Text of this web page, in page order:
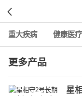
重大疾病 健康医疗
更多产品
星